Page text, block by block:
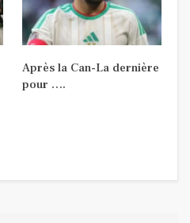
Après la Can-La dernière
pour ….